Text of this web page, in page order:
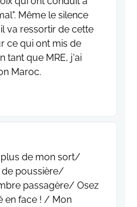
Même le silence
va ressortir de cette
ce qui ont mis de
tant que MRE, j'ai
Maroc.
plus de mon sort/
de poussière/
passagère/ Osez
en face ! / Mon